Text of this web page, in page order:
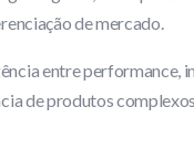
de mercado.
entre performance,
de produtos complexos.